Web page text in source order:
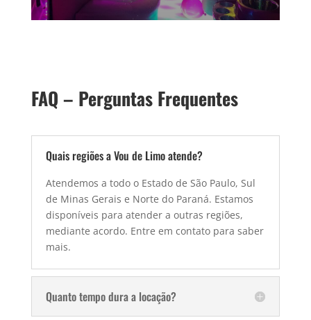
FAQ – Perguntas Frequentes
Quais regiões a Vou de Limo atende?
Atendemos a todo o Estado de São Paulo, Sul
de Minas Gerais e Norte do Paraná. Estamos
disponíveis para atender a outras regiões,
mediante acordo. Entre em contato para saber
mais.
Quanto tempo dura a locação?